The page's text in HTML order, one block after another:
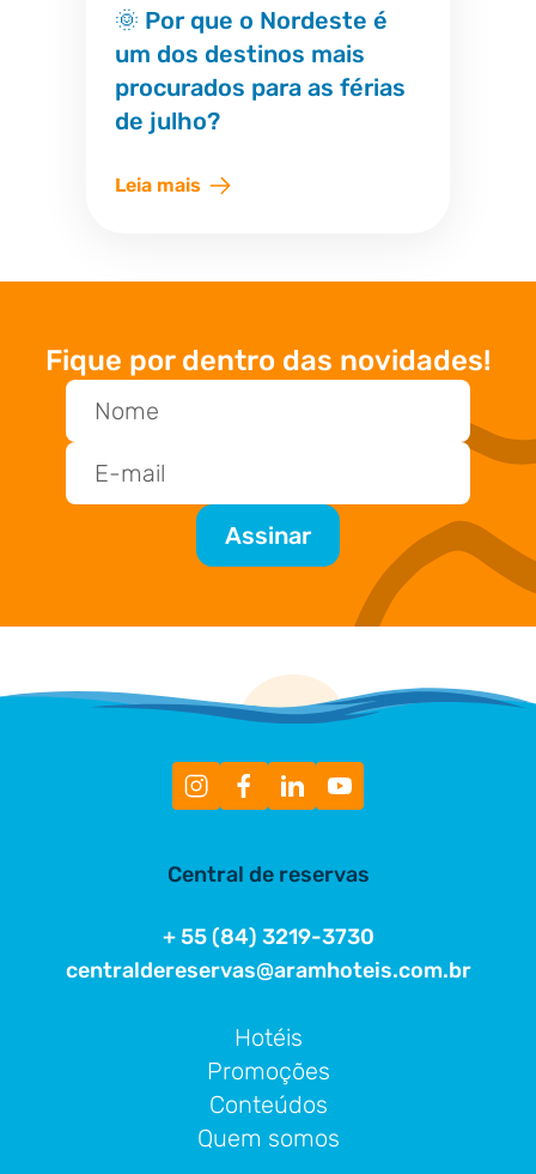
🌞 Por que o Nordeste é
um dos destinos mais
procurados para as férias
de julho?
Leia mais
Fique por dentro das novidades!
Central de reservas
+ 55 (84) 3219-3730
centraldereservas@aramhoteis.com.br
Hotéis
Promoções
Conteúdos
Quem somos